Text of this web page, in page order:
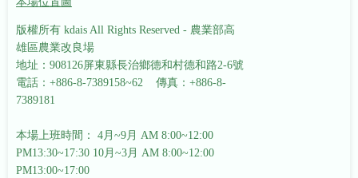
版權所有 kdais All Rights Reserved - 農業部高
雄區農業改良場
地址：908126屏東縣長治鄉德和村德和路2-6號
電話：+886-8-7389158~62 傳真：+886-8-
7389181
本場上班時間： 4月~9月 AM 8:00~12:00
PM13:30~17:30 10月~3月 AM 8:00~12:00
PM13:00~17:00